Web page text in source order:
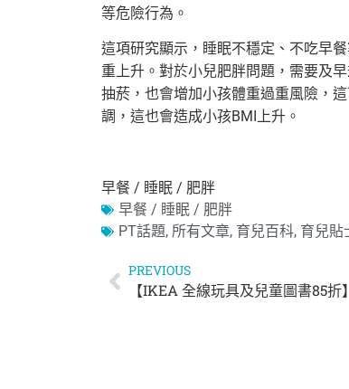
等危險行為。
這項研究顯示，睡眠不穩定、不吃早
重上升。對於小兒肥胖問題，需要及
抽菸，也會增加小孩體重過重風險，
調， 這也會造成小孩BMI上升。
早餐 / 睡眠 / 肥胖
早餐 / 睡眠 / 肥胖
PT話題, 所有文章, 育兒百科, 育兒貼
PREVIOUS
【IKEA 全線玩具及兒童圖書85折】